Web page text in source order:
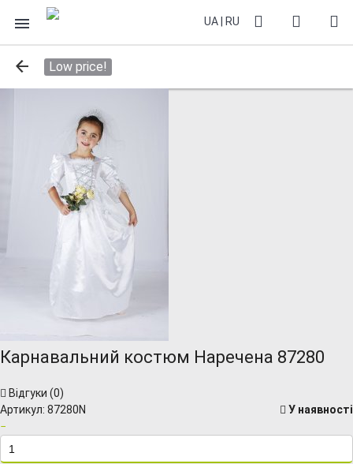
UA RU
Low price!
Карнавальний костюм Наречена 87280
Відгуки (0)
Артикул: 87280N
У наявності
−